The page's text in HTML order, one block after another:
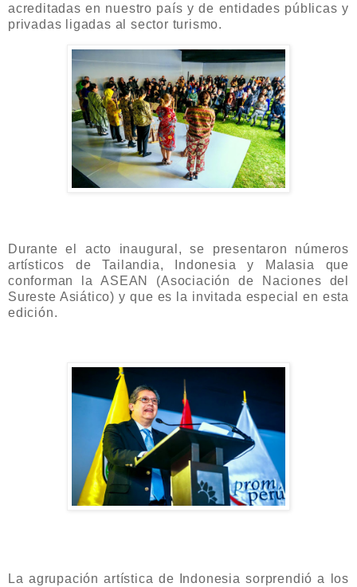
acreditadas en nuestro país y de entidades públicas y
privadas ligadas al sector turismo.
Durante el acto inaugural, se presentaron números
artísticos de Tailandia, Indonesia y Malasia que
conforman la ASEAN (Asociación de Naciones del
Sureste Asiático) y que es la invitada especial en esta
edición.
La agrupación artística de Indonesia sorprendió a los